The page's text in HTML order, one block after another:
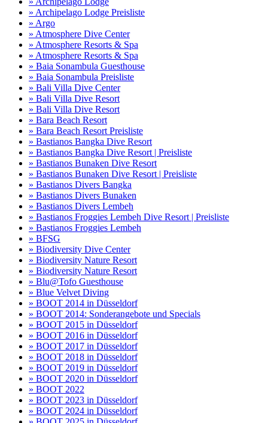
» Archipelago Lodge Preisliste
» Argo
» Atmosphere Dive Center
» Atmosphere Resorts & Spa
» Atmosphere Resorts & Spa
» Baia Sonambula Guesthouse
» Baia Sonambula Preisliste
» Bali Villa Dive Center
» Bali Villa Dive Resort
» Bali Villa Dive Resort
» Bara Beach Resort
» Bara Beach Resort Preisliste
» Bastianos Bangka Dive Resort
» Bastianos Bangka Dive Resort | Preisliste
» Bastianos Bunaken Dive Resort
» Bastianos Bunaken Dive Resort | Preisliste
» Bastianos Divers Bangka
» Bastianos Divers Bunaken
» Bastianos Divers Lembeh
» Bastianos Froggies Lembeh Dive Resort | Preisliste
» Bastianos Froggies Lembeh
» BFSG
» Biodiversity Dive Center
» Biodiversity Nature Resort
» Biodiversity Nature Resort
» Blu@Tofo Guesthouse
» Blue Velvet Diving
» BOOT 2014 in Düsseldorf
» BOOT 2014: Sonderangebote und Specials
» BOOT 2015 in Düsseldorf
» BOOT 2016 in Düsseldorf
» BOOT 2017 in Düsseldorf
» BOOT 2018 in Düsseldorf
» BOOT 2019 in Düsseldorf
» BOOT 2020 in Düsseldorf
» BOOT 2022
» BOOT 2023 in Düsseldorf
» BOOT 2024 in Düsseldorf